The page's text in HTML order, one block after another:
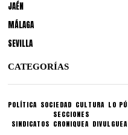
JAÉN
MÁLAGA
SEVILLA
CATEGORÍAS
POLÍTICA SOCIEDAD CULTURA LO
SINDICATOS
SECCIONES
CRONIQUEA DIVULGUEA